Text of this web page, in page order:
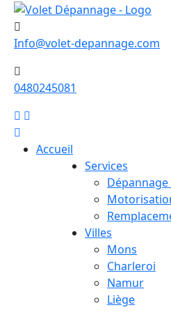
Info@volet-depannage.com
0480245081
Accueil
Services
Villes
Mons
Charleroi
Namur
Liège